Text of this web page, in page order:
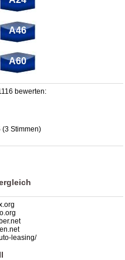
A46
A60
bewerten:
(3 Stimmen)
| Staumelder L1116 ,3.0out of5
leasing/